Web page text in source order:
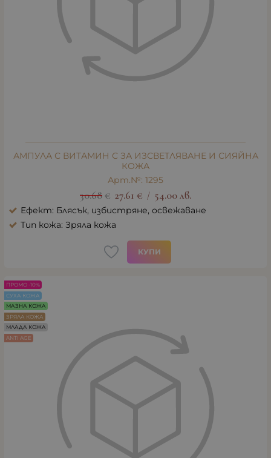
АМПУЛА С ВИТАМИН С ЗА ИЗСВЕТЛЯВАНЕ И СИЯЙНА
КОЖА
Арт.№: 1295
30.68 € 27.61 € / 54.00лв.
Ефект: Блясък, избистряне, освежаване
Тип кожа: Зряла кожа
КУПИ
ПРОМО -10%
СУХА КОЖА
МАЗНА КОЖА
ЗРЯЛА КОЖА
МЛАДА КОЖА
ANTI AGE